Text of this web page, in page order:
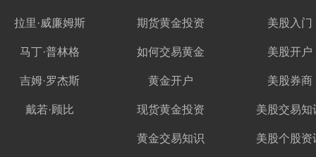
拉里·威廉姆斯
马丁·普林格
吉姆·罗杰斯
戴若·顾比
期货黄金投资
如何交易黄金
黄金开户
现货黄金投资
黄金交易知识
美股入门
美股开户
美股券商
美股交易知
美股个股资